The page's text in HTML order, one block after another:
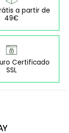
a partir de
49€
Certificado
SSL